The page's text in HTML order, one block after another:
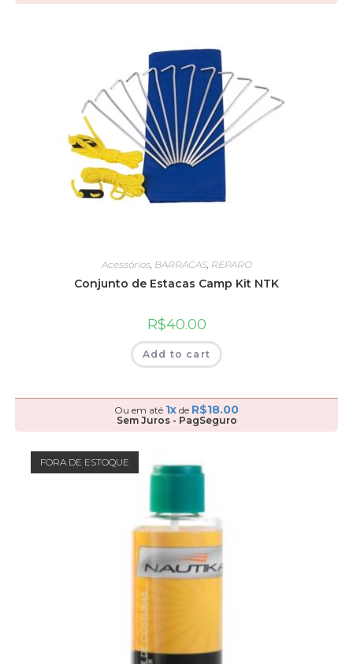
Acessórios, BARRACAS, REPARO
Conjunto de Estacas Camp Kit NTK
R$40.00
Add to cart
Ou em até 1x de R$18.00
Sem Juros - PagSeguro
FORA DE ESTOQUE